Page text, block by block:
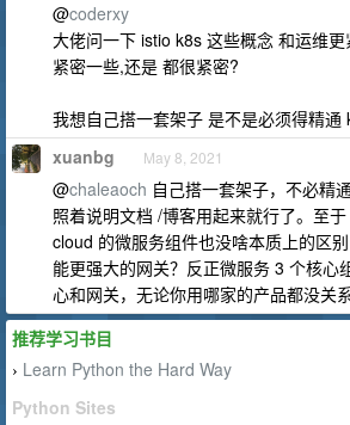
@coderxy
大佬问一下 istio k8s 这些概念 和运维
紧密一些,还是 都很紧密?
我想自己搭一套架子 是不是必须得精通
xuanbg May 8, 2021
@chaleaoch 自己搭一套架子，不必精
照着说明文档 /博客用起来就行了。至
cloud 的微服务组件也没啥本质上的区
能更强大的网关？反正微服务 3 个核心
心和网关，无论你用哪家的产品都没关
推荐学习书目
› Learn Python the Hard Way
Python Sites